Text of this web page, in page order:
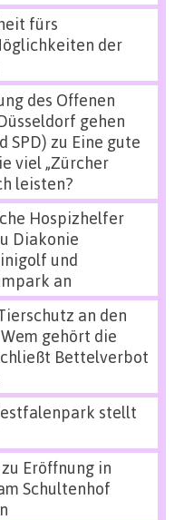
fürs
der
des Offenen
gehen
SPD) zu Eine gute
viel „Zürcher
leisten?
Hospizhelfer
Diakonie
und
an
an den
Wem gehört die
Bettelverbot
stellt
zu Eröffnung in
Schultenhof